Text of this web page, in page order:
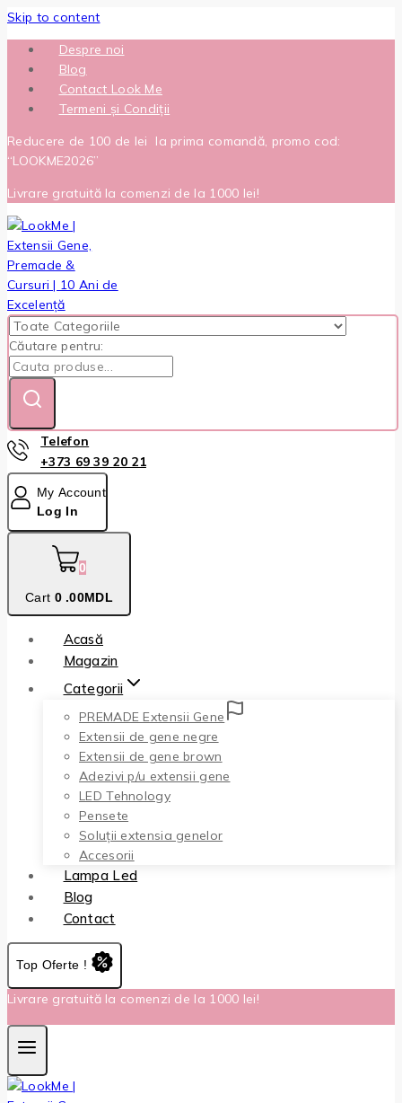
Skip to content
Despre noi
Blog
Contact Look Me
Termeni și Condiții
Reducere de 100 de lei la prima comandă, promo cod:
“LOOKME2026”
Livrare gratuită la comenzi de la 1000 lei!
Căutare pentru:
Telefon
+373 69 39 20 21
My Account
Log In
0
Cart 0 .00MDL
Acasă
Magazin
Categorii
PREMADE Extensii Gene
Extensii de gene negre
Extensii de gene brown
Adezivi p/u extensii gene
LED Tehnology
Pensete
Soluții extensia genelor
Accesorii
Lampa Led
Blog
Contact
Top Oferte !
Livrare gratuită la comenzi de la 1000 lei!